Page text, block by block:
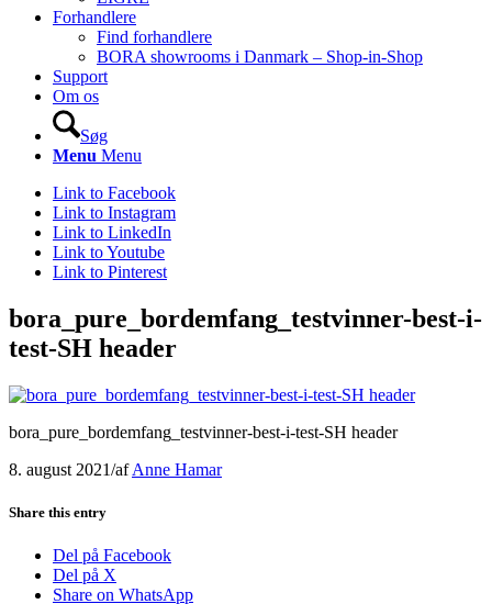
Forhandlere
Find forhandlere
BORA showrooms i Danmark – Shop-in-Shop
Support
Om os
Søg
Menu Menu
Link to Facebook
Link to Instagram
Link to LinkedIn
Link to Youtube
Link to Pinterest
bora_pure_bordemfang_testvinner-best-i-
test-SH header
bora_pure_bordemfang_testvinner-best-i-test-SH header
8. august 2021/afAnne Hamar
Share this entry
Del på Facebook
Del på X
Share on WhatsApp